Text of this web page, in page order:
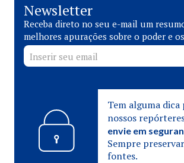
Newsletter
Receba direto no seu e-mail um
melhores apurações sobre o poder e
Tem alguma dica
nossos
envie em
Sempre
fontes.